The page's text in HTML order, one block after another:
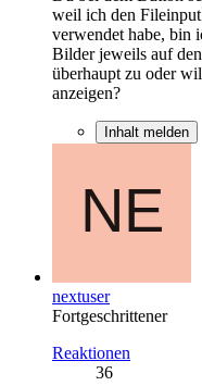
weil ich den
verwendet habe, bin
Bilder jeweils auf
überhaupt zu oder
anzeigen?
Inhalt melden
nextuser
Fortgeschrittener
Reaktionen
36